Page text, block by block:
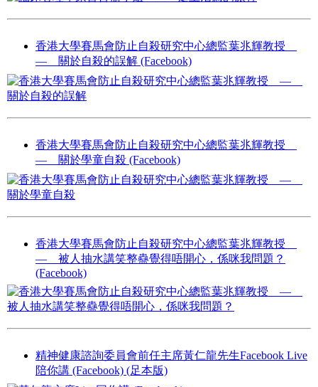
香港大學賽馬會防止自殺研究中心總監葉兆輝教授
— 關於自殺的誤解 (Facebook)
香港大學賽馬會防止自殺研究中心總監葉兆輝教授
— 關於學童自殺 (Facebook)
香港大學賽馬會防止自殺研究中心總監葉兆輝教授
— 被人抽水講笑整蠱覺得唔開心，係咪我問題？
(Facebook)
精神健康諮詢委員會前任主席黃仁龍先生Facebook Live
陪你講 (Facebook) (足本版)